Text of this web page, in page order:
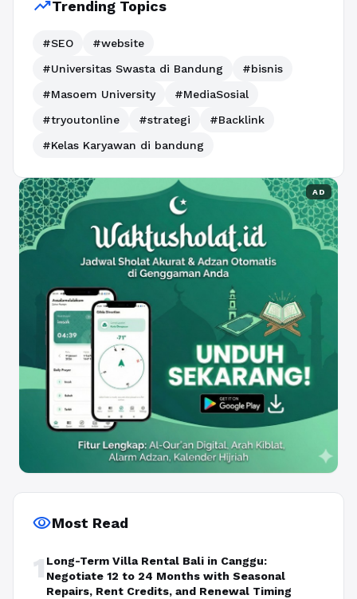
trending_upTrending Topics
#SEO
#website
#Universitas Swasta di Bandung
#bisnis
#Masoem University
#MediaSosial
#tryoutonline
#strategi
#Backlink
#Kelas Karyawan di bandung
AD
visibilityMost Read
1 Long-Term Villa Rental Bali in Canggu:
Negotiate 12 to 24 Months with Seasonal
Repairs, Rent Credits, and Renewal Timing